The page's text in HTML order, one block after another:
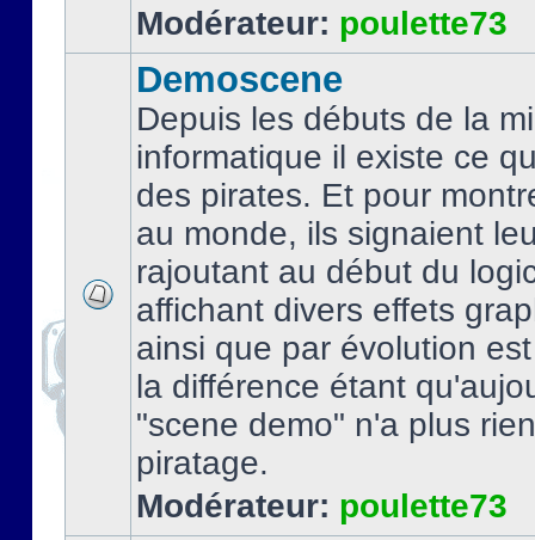
Modérateur: poulette73
Demoscene
Depuis les débuts de la
informatique il existe ce
des pirates. Et pour
au monde, ils signaient
rajoutant au début du
affichant divers effets
ainsi que par évolution
la différence étant
"scene demo" n'a plus
piratage.
Modérateur: poulette73